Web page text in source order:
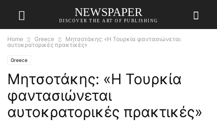
NEWSPAPER
DISCOVER THE ART OF PUBLISHING
Home Greece
Μητσοτάκης: «Η Τουρκία φαντασιώνεται
αυτοκρατορικές πρακτικές»
Greece
Μητσοτάκης: «Η Τουρκία
φαντασιώνεται
αυτοκρατορικές πρακτικές»